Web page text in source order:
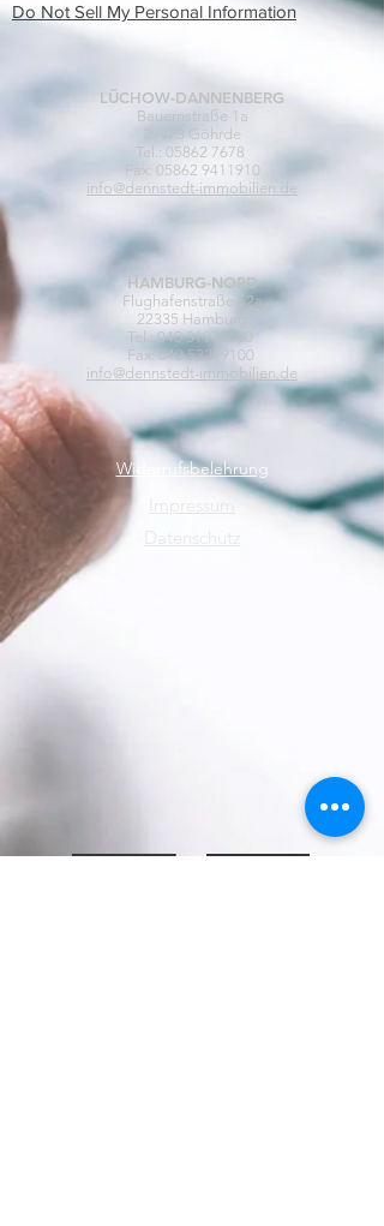
Do Not Sell My Personal Information
LÜCHOW-DANNENBERG
Bauernstraße 1a
29473 Göhrde
Tel.: 05862 7678
Fax: 05862 9411910
info@dennstedt-immobilien.de
HAMBURG-NORD
Flughafenstraße 52a
22335 Hamburg
Tel.:040 31978630
Fax: 040 53299100
info@dennstedt-immobilien.de
Widerrufsbelehrung
Impressum
Datenschutz